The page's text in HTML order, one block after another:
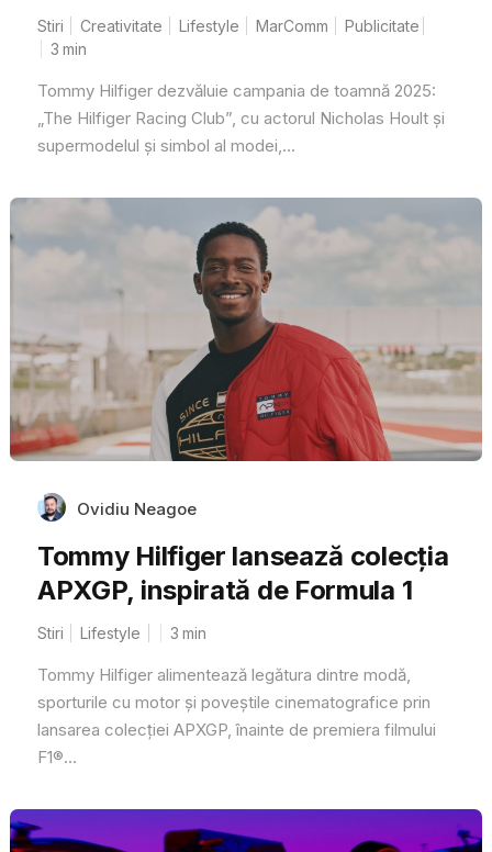
Stiri Creativitate Lifestyle MarComm
Publicitate
3 min
Tommy Hilfiger dezvăluie campania de toamnă 2025:
„The Hilfiger Racing Club”, cu actorul Nicholas Hoult și
supermodelul și simbol al modei,...
Ovidiu Neagoe
Tommy Hilfiger lansează colecția
APXGP, inspirată de Formula 1
Stiri Lifestyle 3 min
Tommy Hilfiger alimentează legătura dintre modă,
sporturile cu motor și poveștile cinematografice prin
lansarea colecției APXGP, înainte de premiera filmului
F1®...